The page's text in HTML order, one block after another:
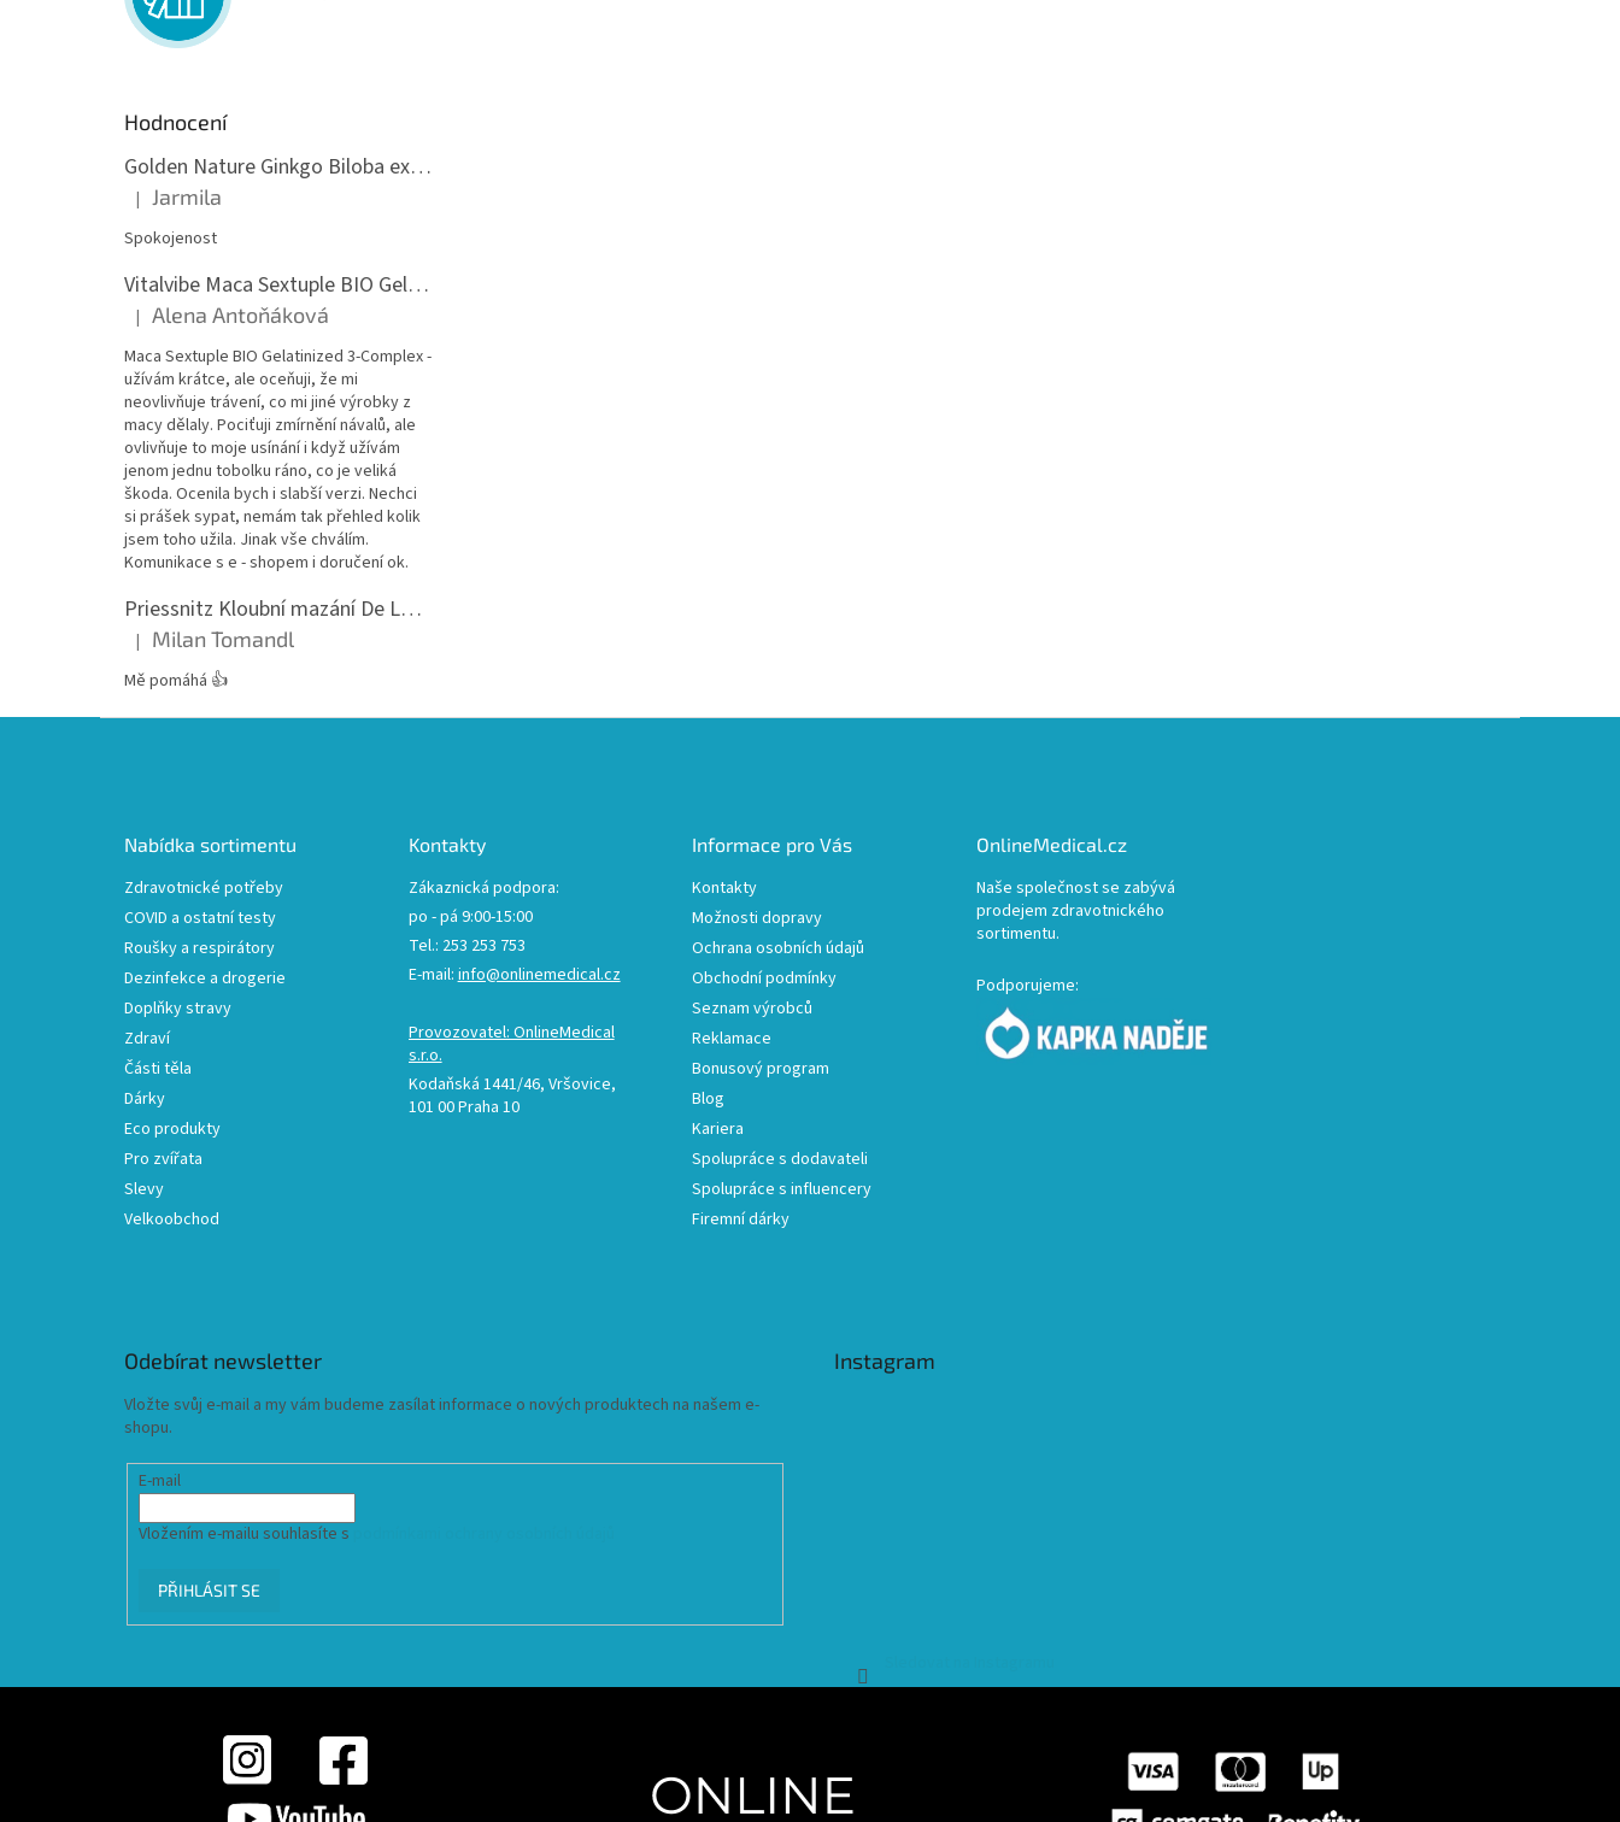
Hodnocení
Golden Nature Ginkgo Biloba extrakt 50:1 60mg, 100 kapslí
Hodnocení produktu je 5 z 5 hvězdiček.
| Jarmila
Spokojenost
Vitalvibe Maca Sextuple BIO Gelatinized 3-Complex, 60 kapslí
Hodnocení produktu je 5 z 5 hvězdiček.
| Alena Antoňáková
Maca Sextuple BIO Gelatinized 3-Complex -
užívám krátce, ale oceňuji, že mi
neovlivňuje trávení, co mi jiné výrobky z
macy dělaly. Pociťuji zmírnění návalů, ale
ovlivňuje to moje usínání i když užívám
jenom jednu tobolku ráno, co je veliká
škoda. Ocenila bych i slabší verzi. Nechci
si prášek sypat, nemám tak přehled kolik
jsem toho užila. Jinak vše chválím.
Komunikace s e - shopem i doručení ok.
Priessnitz Kloubní mazání De Luxe, 200ml
Hodnocení produktu je 5 z 5 hvězdiček.
| Milan Tomandl
Mě pomáhá 👍
Nabídka sortimentu
Zdravotnické potřeby
COVID a ostatní testy
Roušky a respirátory
Dezinfekce a drogerie
Doplňky stravy
Zdraví
Části těla
Dárky
Eco produkty
Pro zvířata
Slevy
Velkoobchod
Kontakty
Zákaznická podpora:
po - pá 9:00-15:00
Tel.: 253 253 753
E-mail: info@onlinemedical.cz
Provozovatel: OnlineMedical
s.r.o.
Kodaňská 1441/46, Vršovice,
101 00 Praha 10
Informace pro Vás
Kontakty
Možnosti dopravy
Ochrana osobních údajů
Obchodní podmínky
Seznam výrobců
Reklamace
Bonusový program
Blog
Kariera
Spolupráce s dodavateli
Spolupráce s influencery
Firemní dárky
OnlineMedical.cz
Naše společnost se zabývá
prodejem zdravotnického
sortimentu.
Podporujeme:
Odebírat newsletter
Vložte svůj e-mail a my vám budeme zasílat informace o nových produktech na našem e-
shopu.
E-mail
Vložením e-mailu souhlasíte s
PŘIHLÁSIT SE
Instagram